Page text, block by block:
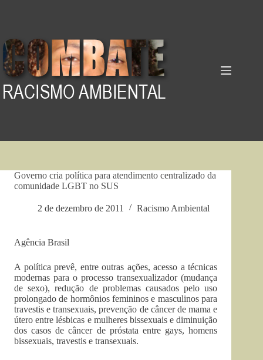
Governo cria política para atendimento centralizado da
comunidade LGBT no SUS
2 de dezembro de 2011 Racismo Ambiental
Agência Brasil
A política prevê, entre outras ações, acesso a técnicas
modernas para o processo transexualizador (mudança
de sexo), redução de problemas causados pelo uso
prolongado de hormônios femininos e masculinos para
travestis e transexuais, prevenção de câncer de mama e
útero entre lésbicas e mulheres bissexuais e diminuição
dos casos de câncer de próstata entre gays, homens
bissexuais, travestis e transexuais.